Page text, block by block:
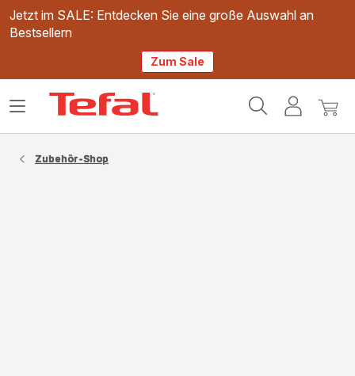
Jetzt im SALE: Entdecken Sie eine große Auswahl an
Bestsellern
Zum Sale
Mein
Mein
Das
Zubehör-Shop